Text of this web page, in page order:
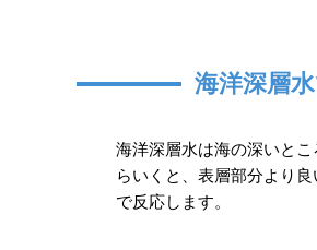
海洋深層
海洋深層水は海の深いと
らいくと、表層部分より
で反応します。